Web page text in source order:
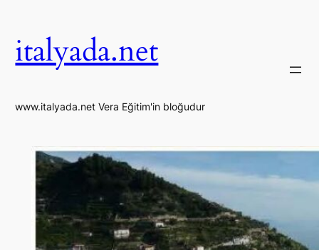
italyada.net
www.italyada.net Vera Eğitim'in bloğudur